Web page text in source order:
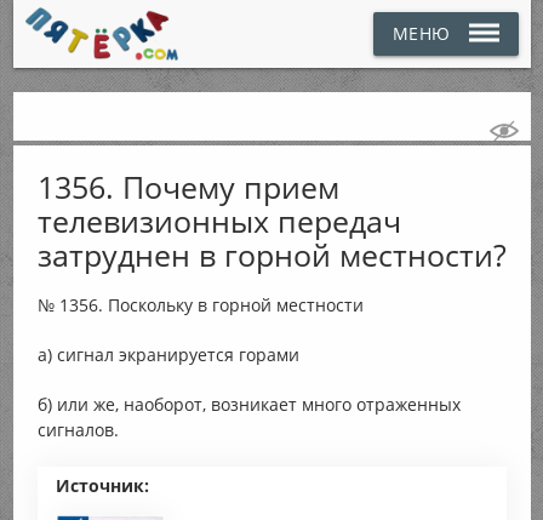
МЕНЮ
1356. Почему прием
телевизионных передач
затруднен в горной местности?
№ 1356. Поскольку в горной местности
а) сигнал экранируется горами
б) или же, наоборот, возникает много отраженных
сигналов.
Источник: